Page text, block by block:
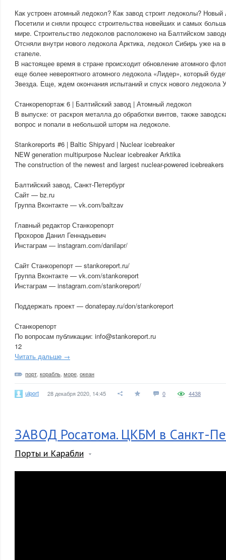
Как устроен атомный ледокол? Как завод строит ледоколы? Новый
Посетили и сняли процесс строительства новейших и самых
мире. Строительство ледоколов расположено на Балтийском
Отсняли внутри нового ледокола Арктика, ледокол Сибирь уже на
стапеле.
В настоящее время в стране происходит обновление атомного
еще более невероятного атомного ледокола «Лидер», который
Звезда. Еще, ждем окончания испытаний и спуск нового ледокола
Станкорепортаж 6 | Балтийский завод | Атомный ледокол
В выпуске: от раскроя металла до обработки винтов, также
вопрос и попали в небольшой шторм на ледоколе.
Stankoreports #6 | Baltic Shipyard | Nuclear icebreaker
NEW generation multipurpose Nuclear icebreaker Arktika
The construction of the newest and largest nuclear-powered
Балтийский завод, Санкт-Петербург
Сайт — bz.ru
Группа Вконтакте — vk.com/baltzav
Главный редактор Станкорепорт
Прохоров Данил Геннадьевич
Инстаграм — instagram.com/danilapr/
Сайт Станкорепорт — stankoreport.ru/
Группа Вконтакте — vk.com/stankoreport
Инстаграм — instagram.com/stankoreport/
Поддержать проект — donatepay.ru/don/stankoreport
Станкорепорт
По вопросам публикации: info@stankoreport.ru
12
Читать дальше →
порт корабль море океан
ulport 28 декабря 2020, 14:45 0 4438
ЗАВОД Росатома. ЦКБМ в Санкт-
Порты и Карабли